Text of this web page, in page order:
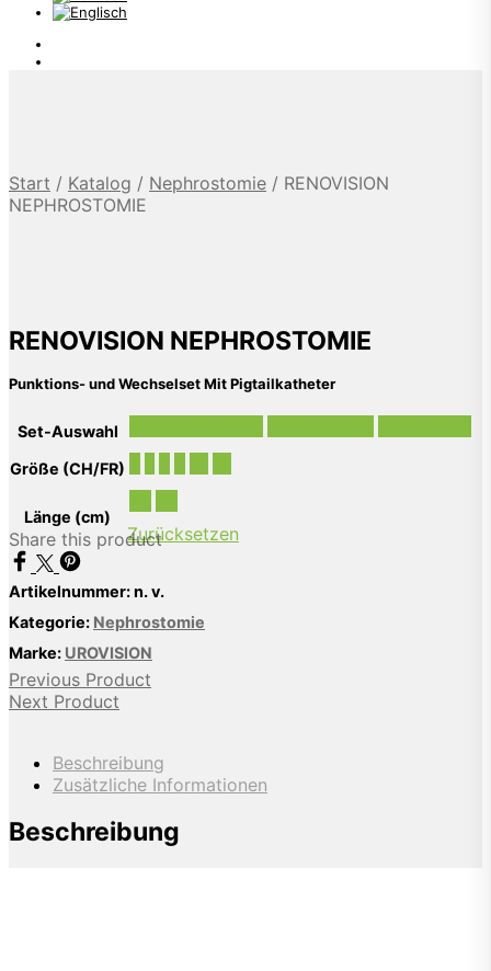
Start / Katalog / Nephrostomie / RENOVISION
NEPHROSTOMIE
RENOVISION NEPHROSTOMIE
Punktions- und Wechselset Mit Pigtailkatheter
Set-Auswahl
Größe (CH/FR)
Länge (cm)
Zurücksetzen
Share this product
Artikelnummer:n. v.
Kategorie: Nephrostomie
Marke: UROVISION
Previous Product
Next Product
Beschreibung
Zusätzliche Informationen
Beschreibung